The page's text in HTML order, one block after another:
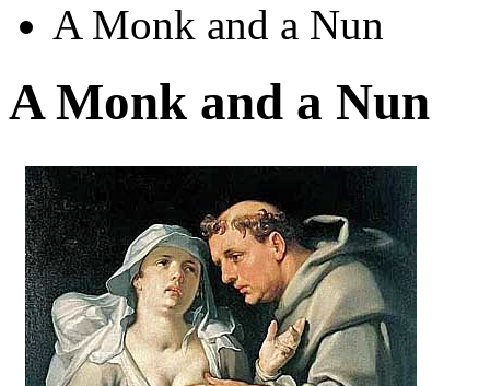
A Monk and a Nun
A Monk and a Nun